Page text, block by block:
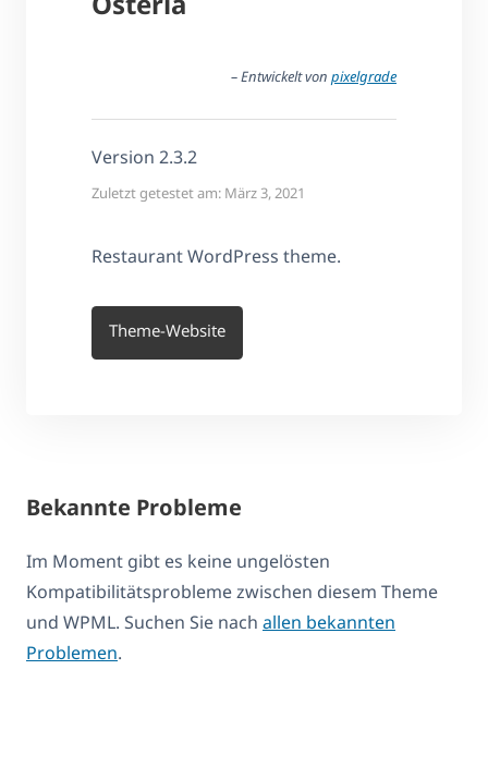
– Entwickelt von pixelgrade
Version 2.3.2
Zuletzt getestet am: März 3, 2021
Restaurant WordPress theme.
Theme-Website
Bekannte Probleme
Im Moment gibt es keine ungelösten
Kompatibilitätsprobleme zwischen diesem Theme
und WPML. Suchen Sie nach allen bekannten
Problemen.